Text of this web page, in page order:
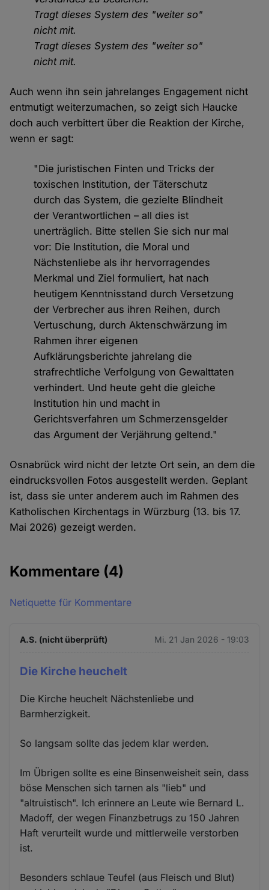
Tragt dieses System des "weiter so"
nicht mit.
Tragt dieses System des "weiter so"
nicht mit.
Auch wenn ihn sein jahrelanges Engagement nicht
entmutigt weiterzumachen, so zeigt sich Haucke
doch auch verbittert über die Reaktion der Kirche,
wenn er sagt:
"Die juristischen Finten und Tricks der
toxischen Institution, der Täterschutz
durch das System, die gezielte Blindheit
der Verantwortlichen – all dies ist
unerträglich. Bitte stellen Sie sich nur mal
vor: Die Institution, die Moral und
Nächstenliebe als ihr hervorragendes
Merkmal und Ziel formuliert, hat nach
heutigem Kenntnisstand durch Versetzung
der Verbrecher aus ihren Reihen, durch
Vertuschung, durch Aktenschwärzung im
Rahmen ihrer eigenen
Aufklärungsberichte jahrelang die
strafrechtliche Verfolgung von Gewalttaten
verhindert. Und heute geht die gleiche
Institution hin und macht in
Gerichtsverfahren um Schmerzensgelder
das Argument der Verjährung geltend."
Osnabrück wird nicht der letzte Ort sein, an dem die
eindrucksvollen Fotos ausgestellt werden. Geplant
ist, dass sie unter anderem auch im Rahmen des
Katholischen Kirchentags in Würzburg (13. bis 17.
Mai 2026) gezeigt werden.
Kommentare (4)
Netiquette für Kommentare
A.S. (nicht überprüft) Mi. 21 Jan 2026 - 19:03
Die Kirche heuchelt
Die Kirche heuchelt Nächstenliebe und
Barmherzigkeit.
So langsam sollte das jedem klar werden.
Im Übrigen sollte es eine Binsenweisheit sein, dass
böse Menschen sich tarnen als "lieb" und
"altruistisch". Ich erinnere an Leute wie Bernard L.
Madoff, der wegen Finanzbetrugs zu 150 Jahren
Haft verurteilt wurde und mittlerweile verstorben
ist.
Besonders schlaue Teufel (aus Fleisch und Blut)